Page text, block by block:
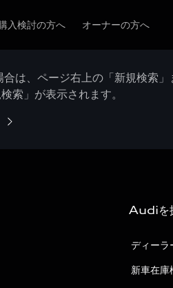
入検討の方へ オーナーの方へ
は、ページ右上の「新規検索
索」が表示されます。
Audiを
ディーラ
新車在庫